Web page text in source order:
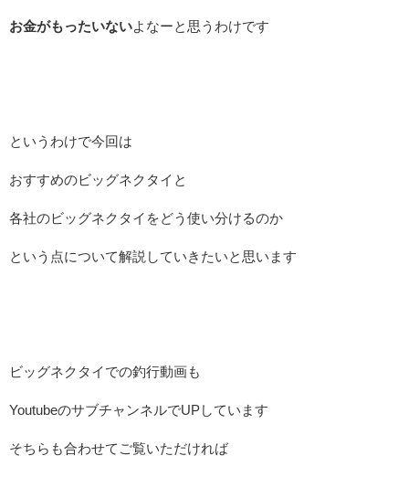
お金がもったいないよなーと思うわけです
というわけで今回は
おすすめのビッグネクタイと
各社のビッグネクタイをどう使い分けるのか
という点について解説していきたいと思います
ビッグネクタイでの釣行動画も
YoutubeのサブチャンネルでUPしています
そちらも合わせてご覧いただければ